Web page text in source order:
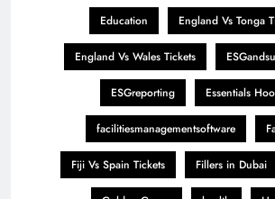
Education England Vs Tonga
England Vs Wales Tickets
ESGreporting Essentials
facilitiesmanagementsoftware
Fiji Vs Spain Tickets Fillers in Dubai